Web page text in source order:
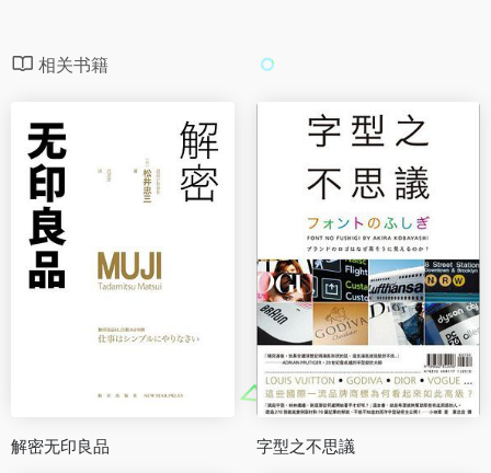
相关书籍
解密无印良品 字型之不思議